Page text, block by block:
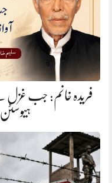
فریدہ خانم: جب غزل